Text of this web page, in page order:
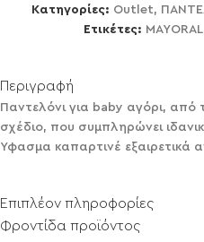
Κατηγορίες: Outlet,
Ετικέτες: MAYORAL
Περιγραφή
Παντελόνι για baby αγόρι, από
σχέδιο, που συμπληρώνει
Ύφασμα καπαρτινέ εξαιρετικά
Επιπλέον πληροφορίες
Φροντίδα προϊόντος